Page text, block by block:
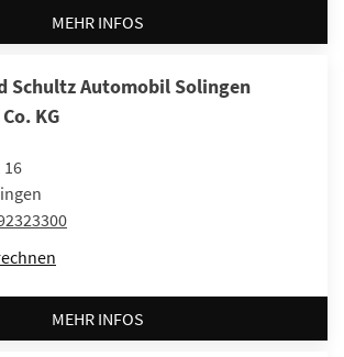
MEHR INFOS
Schultz Automobil Solingen
KG
16
MEHR INFOS